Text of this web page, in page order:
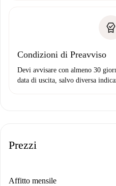
Condizioni di Preavviso
Devi avvisare con almeno 30
data di uscita, salvo diversa
Prezzi
Affitto mensile